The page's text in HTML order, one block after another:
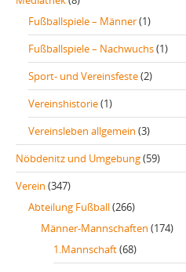
Fußballspiele – Männer(1)
Fußballspiele – Nachwuchs(1)
Sport- und Vereinsfeste(2)
Vereinshistorie(1)
Vereinsleben allgemein (3)
Nöbdenitz und Umgebung(59)
Verein (347)
Abteilung Fußball(266)
Männer-Mannschaften (174)
1.Mannschaft(68)